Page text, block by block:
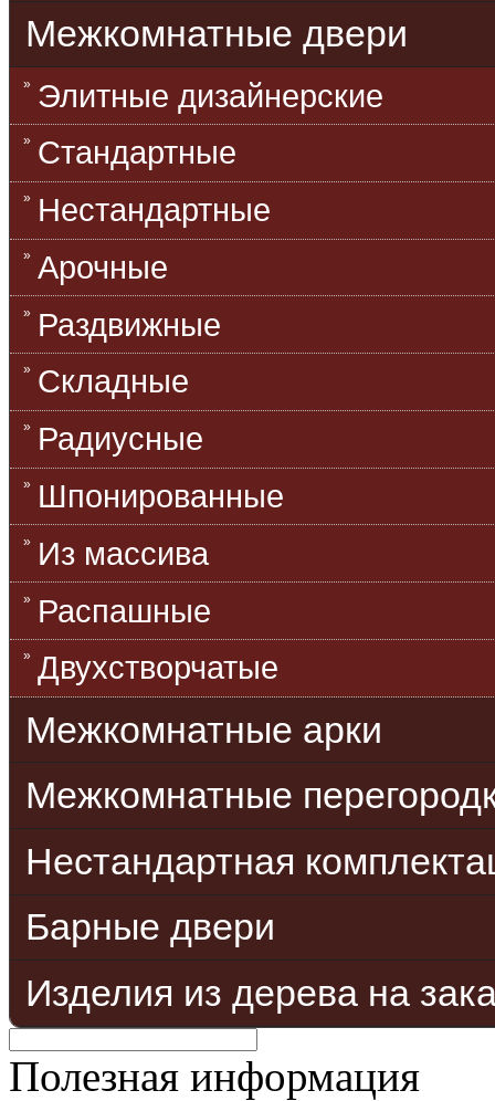
Межкомнатные двери
Элитные дизайнерские
Стандартные
Нестандартные
Арочные
Раздвижные
Складные
Радиусные
Шпонированные
Из массива
Распашные
Двухстворчатые
Межкомнатные арки
Межкомнатные
Нестандартная
Барные двери
Изделия из дерева на
Полезная информация